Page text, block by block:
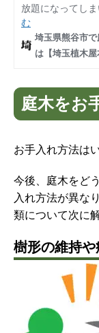
庭木をお
お手入れ方法は
今後、庭木をど
入れ方法が異な
類について次に
樹形の維持